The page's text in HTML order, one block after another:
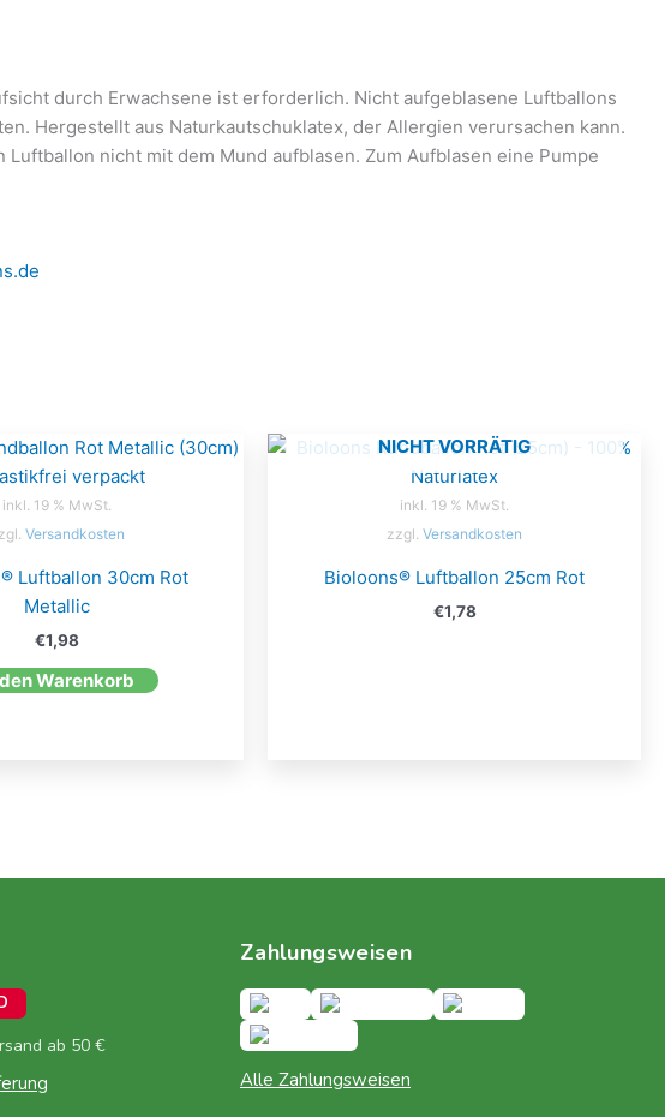
durch Erwachsene ist erforderlich. Nicht aufgeblasene Luftballons
Hergestellt aus Naturkautschuklatex, der Allergien verursachen kann.
nicht mit dem Mund aufblasen. Zum Aufblasen eine Pumpe
inkl. 19 % MwSt.
Versandkosten
Luftballon 30cm Rot
Metallic
€1,98
Warenkorb
NICHT VORRÄTIG
inkl. 19 % MwSt.
zzgl. Versandkosten
Bioloons® Luftballon 25cm Rot
€1,78
ab 50 €
Zahlungsweisen
Alle Zahlungsweisen